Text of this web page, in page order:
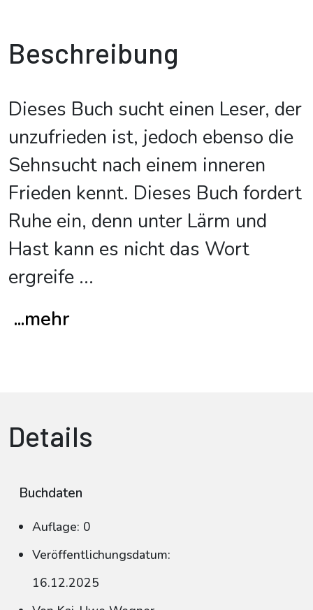
Beschreibung
Dieses Buch sucht einen Leser, der
unzufrieden ist, jedoch ebenso die
Sehnsucht nach einem inneren
Frieden kennt. Dieses Buch fordert
Ruhe ein, denn unter Lärm und
Hast kann es nicht das Wort
ergreife ...
...mehr
Details
Buchdaten
Auflage: 0
Veröffentlichungsdatum:
16.12.2025